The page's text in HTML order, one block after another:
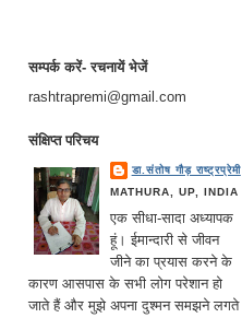
सम्पर्क करें- रचनायें भेजें
rashtrapremi@gmail.com
संक्षिप्त परिचय
डा.संतोष गौड़ राष्ट्रप्रेमी
MATHURA, UP, INDIA
एक सीधा-सादा अध्यापक
हूं। ईमान्दारी से जीवन
जीने का प्रयास करने के
कारण आसपास के सभी लोग परेशान हो
जाते हैं और मुझे अपना दुश्मन समझने लगते